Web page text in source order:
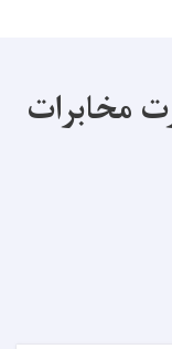
مخابرات